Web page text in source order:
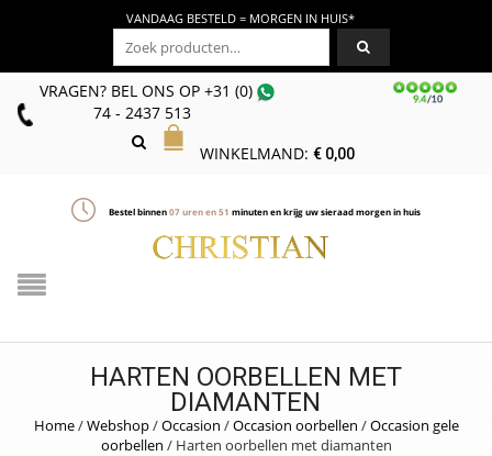
VANDAAG BESTELD = MORGEN IN HUIS*
Zoeken naar:
VRAGEN? BEL ONS OP+31 (0)
74 - 2437 513
WINKELMAND: €0,00
Bestel binnen07uren en51 minuten en krijg uw sieraad morgen in huis
HARTEN OORBELLEN MET
DIAMANTEN
Home/Webshop/Occasion /Occasion oorbellen /Occasion gele
oorbellen / Harten oorbellen met diamanten